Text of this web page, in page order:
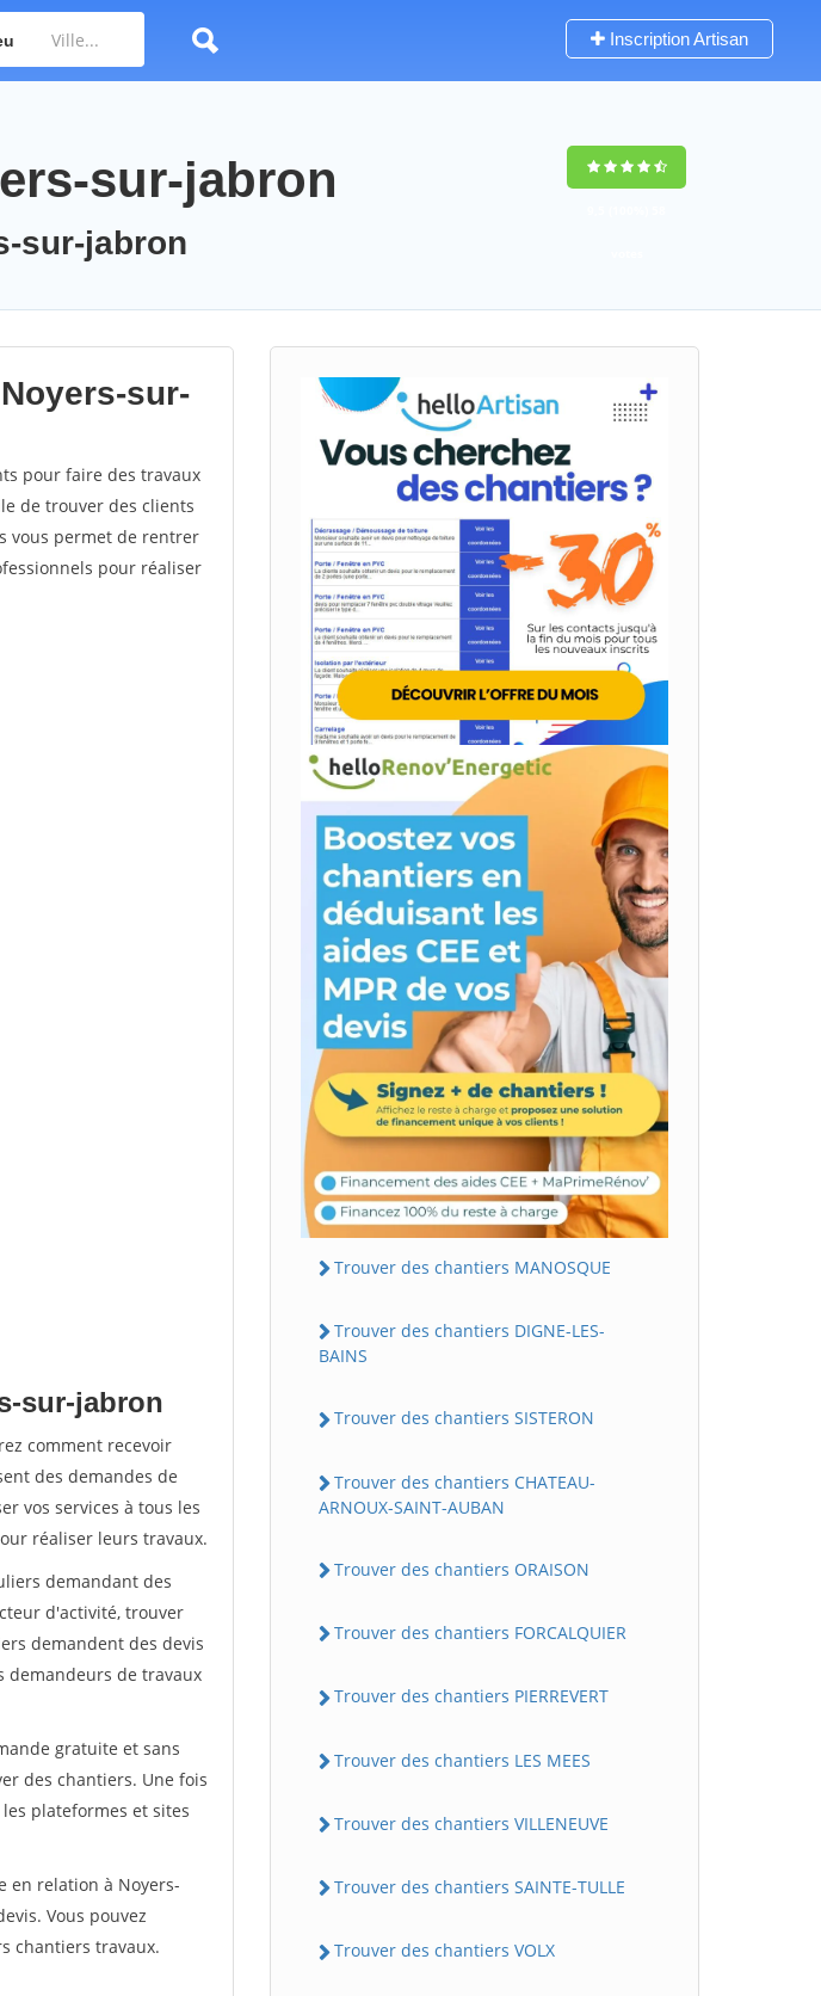
Inscription Artisan
sur-jabron
sur-jabron
sur-
pour faire des travaux
de trouver des clients
vous permet de rentrer
pour réaliser
sur-jabron
comment recevoir
des demandes de
vos services à tous les
réaliser leurs travaux.
demandant des
d'activité, trouver
demandent des devis
demandeurs de travaux
gratuite et sans
des chantiers. Une fois
plateformes et sites
en relation à Noyers-
Vous pouvez
chantiers travaux.
Trouver des chantiers MANOSQUE
Trouver des chantiers DIGNE-LES-
BAINS
Trouver des chantiers SISTERON
Trouver des chantiers CHATEAU-
ARNOUX-SAINT-AUBAN
Trouver des chantiers ORAISON
Trouver des chantiers FORCALQUIER
Trouver des chantiers PIERREVERT
Trouver des chantiers LES MEES
Trouver des chantiers VILLENEUVE
Trouver des chantiers SAINTE-TULLE
Trouver des chantiers VOLX